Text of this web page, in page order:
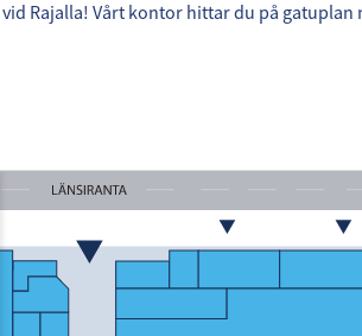
Rajalla! Vårt kontor hittar du på